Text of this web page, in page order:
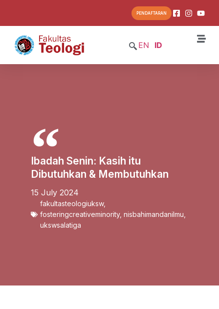
PENDAFTARAN
EN ID
Ibadah Senin: Kasih itu
Dibutuhkan & Membutuhkan
15 July 2024
fakultasteologiuksw,
fosteringcreativeminority, nisbahimandanilmu
ukswsalatiga